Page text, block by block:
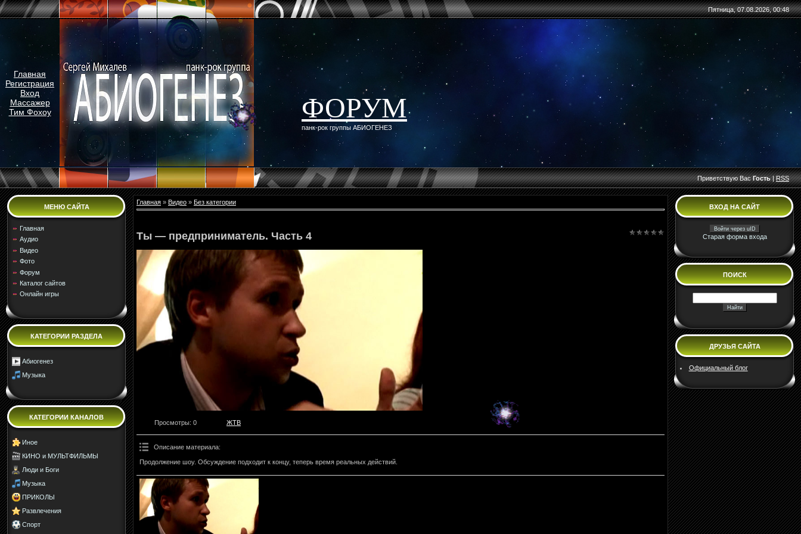
Пятница, 07.08.2026, 00:48
Главная
Регистрация
Вход
Массажер
Тим Фохоу
ФОРУМ
панк-рок группы АБИОГЕНЕЗ
Приветствую Вас Гость|RSS
МЕНЮ САЙТА
Главная
Аудио
Видео
Фото
Форум
Каталог сайтов
Онлайн игры
КАТЕГОРИИ РАЗДЕЛА
Абиогенез
Музыка
КАТЕГОРИИ КАНАЛОВ
Иное
КИНО и МУЛЬТФИЛЬМЫ
Люди и Боги
Музыка
ПРИКОЛЫ
Развлечения
Спорт
Главная » Видео » Без категории
Ты — предприниматель. Часть 4
Просмотры: 0 ЖТВ
Описание материала:
Продолжение шоу. Обсуждение подходит к концу, теперь время реальных действий.
ВХОД НА САЙТ
Войти через uID
Старая форма входа
ПОИСК
ДРУЗЬЯ САЙТА
Официальный блог